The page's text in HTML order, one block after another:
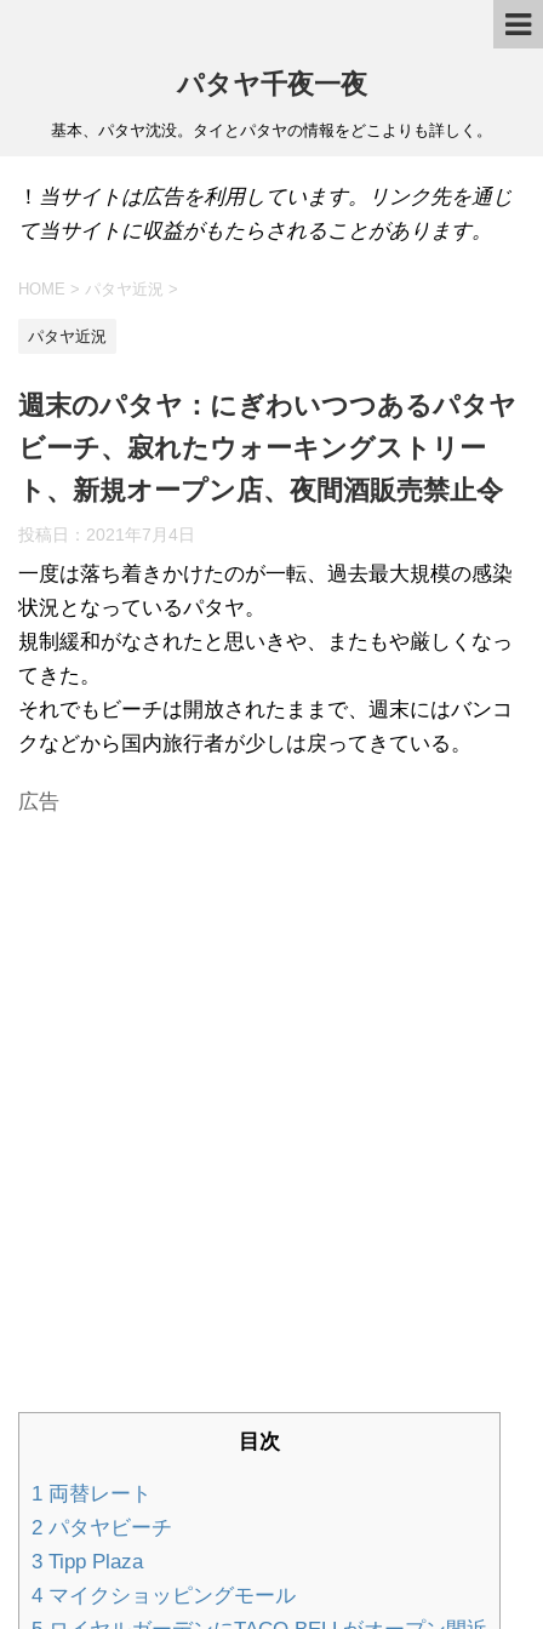
パタヤ千夜一夜
基本、パタヤ沈没。タイとパタヤの情報をどこよりも詳しく。
！ 当サイトは広告を利用しています。リンク先を通じ
て当サイトに収益がもたらされることがあります。
HOME > パタヤ近況 >
パタヤ近況
週末のパタヤ：にぎわいつつあるパタヤ
ビーチ、寂れたウォーキングストリー
ト、新規オープン店、夜間酒販売禁止令
投稿日： 2021年7月4日
一度は落ち着きかけたのが一転、過去最大規模の感染
状況となっているパタヤ。
規制緩和がなされたと思いきや、またもや厳しくなっ
てきた。
それでもビーチは開放されたままで、週末にはバンコ
クなどから国内旅行者が少しは戻ってきている。
広告
目次
1 両替レート
2 パタヤビーチ
3 Tipp Plaza
4 マイクショッピングモール